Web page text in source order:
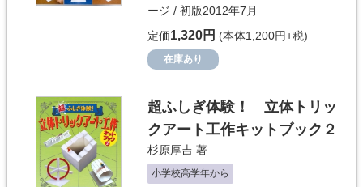
ージ / 初版2012年7月
定価1,320円 (本体1,200円+税)
在庫あり
超ふしぎ体験！ 立体トリッ
クアート工作キットブック２
杉原厚吉 著
小学校高学年から